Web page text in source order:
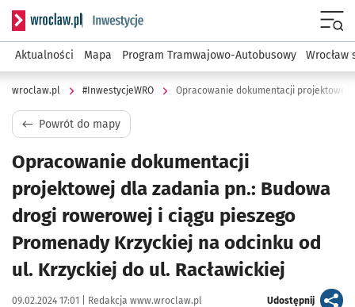
Serwis informacyjny wroclaw.pl podserwis:
Aktualności Mapa Program Tramwajowo-Autobusowy Wrocław
wroclaw.pl #InwestycjeWRO
Powrót do mapy
Opracowanie dokumentacji
projektowej dla zadania pn.: Budowa
drogi rowerowej i ciągu pieszego
Promenady Krzyckiej na odcinku od
ul. Krzyckiej do ul. Racławickiej
Data publikacji:
09.02.2024 17:01 | Autor:
Redakcja www.wroclaw.pl Udostępnijartykuł